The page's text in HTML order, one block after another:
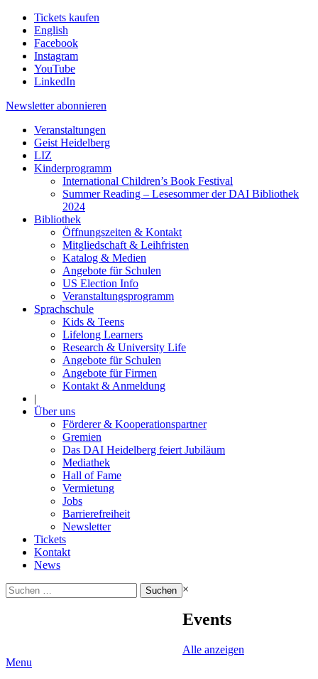
Tickets kaufen
English
Facebook
Instagram
YouTube
LinkedIn
Newsletter abonnieren
Veranstaltungen
Geist Heidelberg
LIZ
Kinderprogramm
International Children’s Book Festival
Summer Reading – Lesesommer der DAI Bibliothek
2024
Bibliothek
Öffnungszeiten & Kontakt
Mitgliedschaft & Leihfristen
Katalog & Medien
Angebote für Schulen
US Election Info
Veranstaltungsprogramm
Sprachschule
Kids & Teens
Lifelong Learners
Research & University Life
Angebote für Schulen
Angebote für Firmen
Kontakt & Anmeldung
|
Über uns
Förderer & Kooperationspartner
Gremien
Das DAI Heidelberg feiert Jubiläum
Mediathek
Hall of Fame
Vermietung
Jobs
Barrierefreiheit
Newsletter
Tickets
Kontakt
News
Suchen
nach:
×
Events
Alle anzeigen
Menu